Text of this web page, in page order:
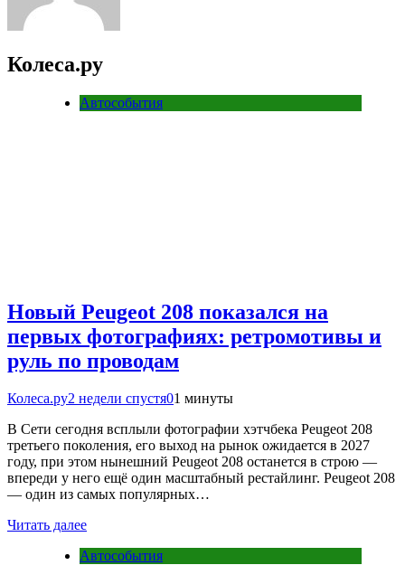
Колеса.ру
Автособытия
Новый Peugeot 208 показался на
первых фотографиях: ретромотивы и
руль по проводам
Колеса.ру2 недели спустя01 минуты
В Сети сегодня всплыли фотографии хэтчбека Peugeot 208
третьего поколения, его выход на рынок ожидается в 2027
году, при этом нынешний Peugeot 208 останется в строю —
впереди у него ещё один масштабный рестайлинг. Peugeot 208
— один из самых популярных…
Читать далее
Автособытия